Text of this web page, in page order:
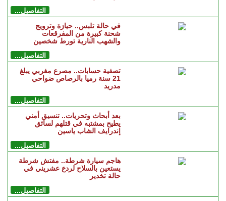
التفاصيل...
في حالة تلبس.. حيازة وترويج
شحنة كبيرة من المفرقعات
والشهب النارية تورط شخصين
التفاصيل...
تصفية حسابات.. مصرع مغربي يبلغ
21 سنة رميا بالرصاص ضواحي
مدريد
التفاصيل...
بعد أبحاث وتحريات.. تنسيق أمني
يطيح بمشتبه في قتلهم لسائق
إندرايف الشاب ياسين
التفاصيل...
هاجم سيارة شرطة.. مفتش شرطة
يستعين بالسلاح لردع عشريني في
حالة تخدير
التفاصيل...